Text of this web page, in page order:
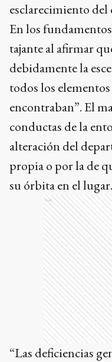
esclarecimiento del
En los
tajante al afirmar
debidamente la
todos los
encontraban”. El
conductas de la
alteración del
propia o por la de
su órbita en el lugar.
Ads
“Las deficiencias